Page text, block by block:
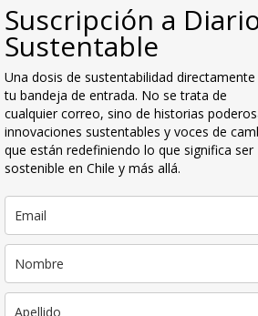
Suscripción a
Sustentable
Una dosis de sustentabilidad
tu bandeja de entrada. No se trata de
cualquier correo, sino de historias
innovaciones sustentables y voces de
que están redefiniendo lo que significa ser
sostenible en Chile y más allá.